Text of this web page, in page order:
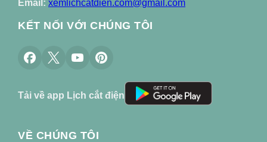
Email: xemlichcatdien.com@gmail.com
KẾT NỐI VỚI CHÚNG TÔI
Tải về app Lịch cắt điện
VỀ CHÚNG TÔI